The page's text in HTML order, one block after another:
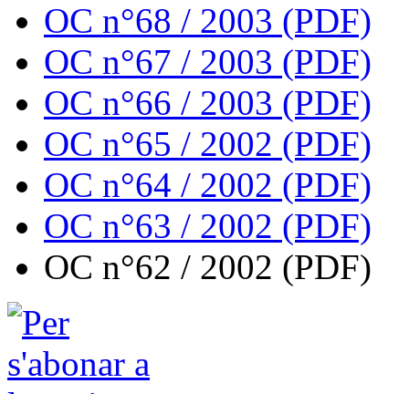
OC n°68 / 2003 (PDF)
OC n°67 / 2003 (PDF)
OC n°66 / 2003 (PDF)
OC n°65 / 2002 (PDF)
OC n°64 / 2002 (PDF)
OC n°63 / 2002 (PDF)
OC n°62 / 2002 (PDF)